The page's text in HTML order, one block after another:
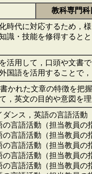
教科専門科
時代に対応するため，
識・技能を修得すると
活用して，口頭や文書
国語を活用することで
かれた文章の特徴を把
，英文の目的や意図を
ンス，英語の言語活動
言語活動（担当教員の
言語活動（担当教員の
言語活動（担当教員の
言語活動（担当教員の
言語活動（担当教員の